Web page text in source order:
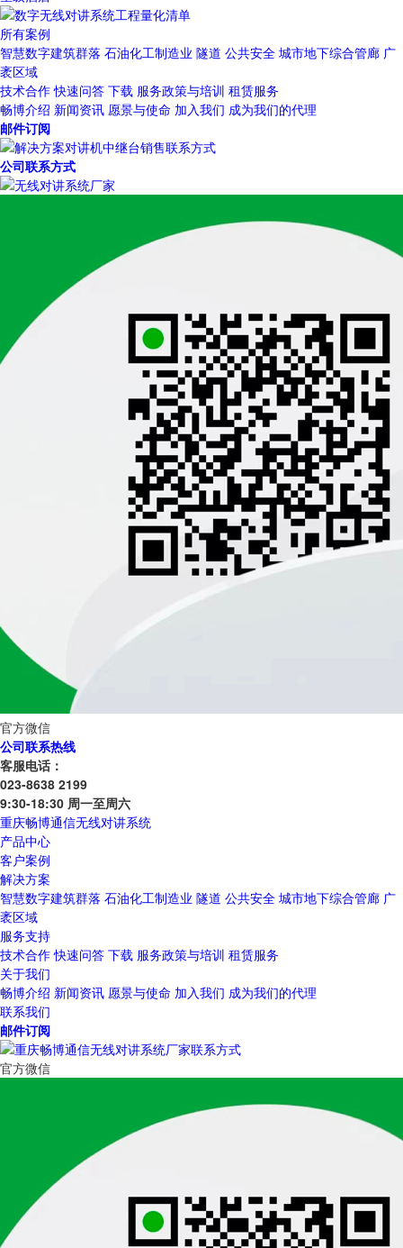
所有案例
智慧数字建筑群落 石油化工制造业 隧道 公共安全 城市地下综合管廊 广
袤区域
技术合作 快速问答 下载 服务政策与培训 租赁服务
畅博介绍 新闻资讯 愿景与使命 加入我们 成为我们的代理
邮件订阅
公司联系方式
官方微信
公司联系热线
客服电话：
023-8638 2199
9:30-18:30 周一至周六
重庆畅博通信无线对讲系统
产品中心
客户案例
解决方案
智慧数字建筑群落 石油化工制造业 隧道 公共安全 城市地下综合管廊 广
袤区域
服务支持
技术合作 快速问答 下载 服务政策与培训 租赁服务
关于我们
畅博介绍 新闻资讯 愿景与使命 加入我们 成为我们的代理
联系我们
邮件订阅
官方微信